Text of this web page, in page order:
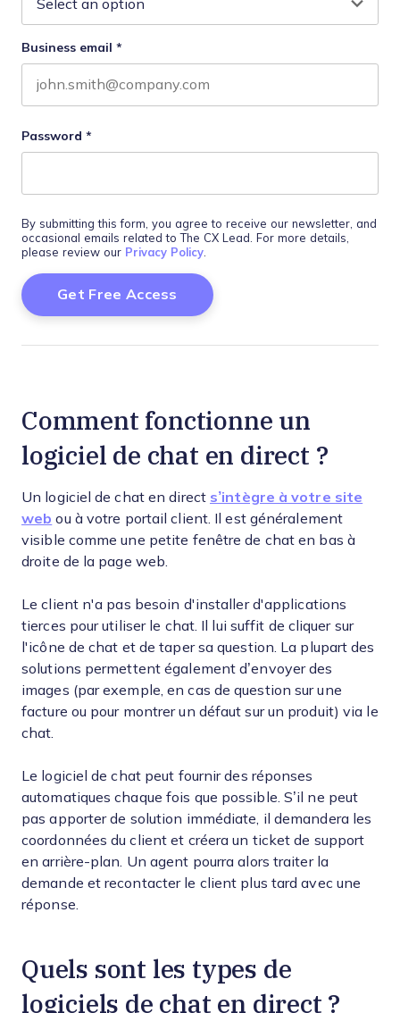
Business email *
Password *
By submitting this form, you agree to receive our newsletter, and
occasional emails related to The CX Lead. For more details,
please review our Privacy Policy.
Comment fonctionne un
logiciel de chat en direct ?
Un logiciel de chat en direct s’intègre à votre site
web ou à votre portail client. Il est généralement
visible comme une petite fenêtre de chat en bas à
droite de la page web.
Le client n'a pas besoin d'installer d'applications
tierces pour utiliser le chat. Il lui suffit de cliquer sur
l'icône de chat et de taper sa question. La plupart des
solutions permettent également d’envoyer des
images (par exemple, en cas de question sur une
facture ou pour montrer un défaut sur un produit) via le
chat.
Le logiciel de chat peut fournir des réponses
automatiques chaque fois que possible. S’il ne peut
pas apporter de solution immédiate, il demandera les
coordonnées du client et créera un ticket de support
en arrière-plan. Un agent pourra alors traiter la
demande et recontacter le client plus tard avec une
réponse.
Quels sont les types de
logiciels de chat en direct ?